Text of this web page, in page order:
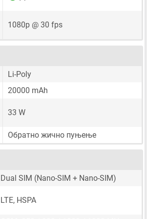
1080p @ 30 fps
Li-Poly
20000 mAh
33 W
Обратно жично пуњење
Dual SIM (Nano-SIM + Nano-SIM)
LTE, HSPA